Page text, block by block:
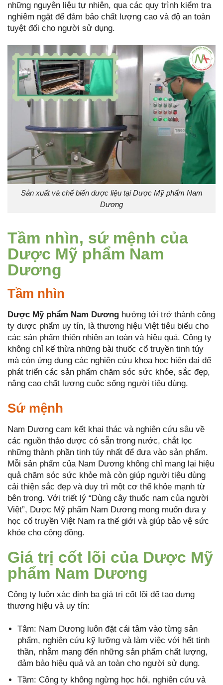
những nguyên liệu tự nhiên, qua các quy trình kiểm tra
nghiêm ngặt để đảm bảo chất lượng cao và độ an toàn
tuyệt đối cho người sử dụng.
Sản xuất và chế biến dược liệu tại Dược Mỹ phẩm Nam
Dương
Tầm nhìn, sứ mệnh của
Dược Mỹ phẩm Nam
Dương
Tầm nhìn
Dược Mỹ phẩm Nam Dương hướng tới trở thành công
ty dược phẩm uy tín, là thương hiệu Việt tiêu biểu cho
các sản phẩm thiên nhiên an toàn và hiệu quả. Công ty
không chỉ kế thừa những bài thuốc cổ truyền tinh túy
mà còn ứng dụng các nghiên cứu khoa học hiện đại để
phát triển các sản phẩm chăm sóc sức khỏe, sắc đẹp,
nâng cao chất lượng cuộc sống người tiêu dùng.
Sứ mệnh
Nam Dương cam kết khai thác và nghiên cứu sâu về
các nguồn thảo dược có sẵn trong nước, chắt lọc
những thành phần tinh túy nhất để đưa vào sản phẩm.
Mỗi sản phẩm của Nam Dương không chỉ mang lại hiệu
quả chăm sóc sức khỏe mà còn giúp người tiêu dùng
cải thiện sắc đẹp và duy trì một cơ thể khỏe mạnh từ
bên trong. Với triết lý “Dùng cây thuốc nam của người
Việt”, Dược Mỹ phẩm Nam Dương mong muốn đưa y
học cổ truyền Việt Nam ra thế giới và giúp bảo vệ sức
khỏe cho cộng đồng.
Giá trị cốt lõi của Dược Mỹ
phẩm Nam Dương
Công ty luôn xác định ba giá trị cốt lõi để tạo dựng
thương hiệu và uy tín:
Tâm: Nam Dương luôn đặt cái tâm vào từng sản
phẩm, nghiên cứu kỹ lưỡng và làm việc với hết tinh
thần, nhằm mang đến những sản phẩm chất lượng,
đảm bảo hiệu quả và an toàn cho người sử dụng.
Tầm: Công ty không ngừng học hỏi, nghiên cứu và